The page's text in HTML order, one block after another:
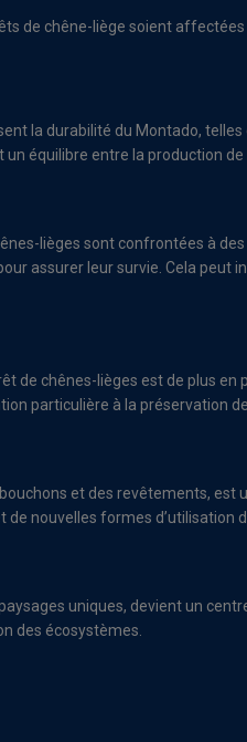
de chêne-liège soient
la durabilité du Montado,
équilibre entre la production
lièges sont confrontées à
assurer leur survie. Cela
de chênes-lièges est de plus
particulière à la préservation
et des revêtements,
nouvelles formes d’utilisation
uniques, devient un
des écosystèmes.